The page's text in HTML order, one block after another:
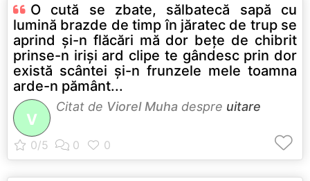
O cută se zbate, sălbatecă sapă cu
lumină brazde de timp în jăratec de trup se
aprind şi-n flăcări mă dor beţe de chibrit
prinse-n irişi ard clipe te gândesc prin dor
există scântei şi-n frunzele mele toamna
arde-n pământ...
V
Citat de Viorel Muha despre uitare